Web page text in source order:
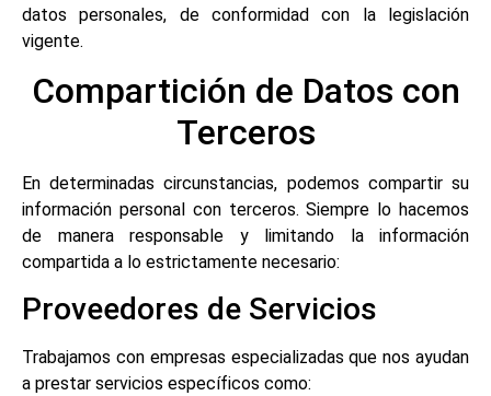
datos personales, de conformidad con la legislación
vigente.
Compartición de Datos con
Terceros
En determinadas circunstancias, podemos compartir su
información personal con terceros. Siempre lo hacemos
de manera responsable y limitando la información
compartida a lo estrictamente necesario:
Proveedores de Servicios
Trabajamos con empresas especializadas que nos ayudan
a prestar servicios específicos como: